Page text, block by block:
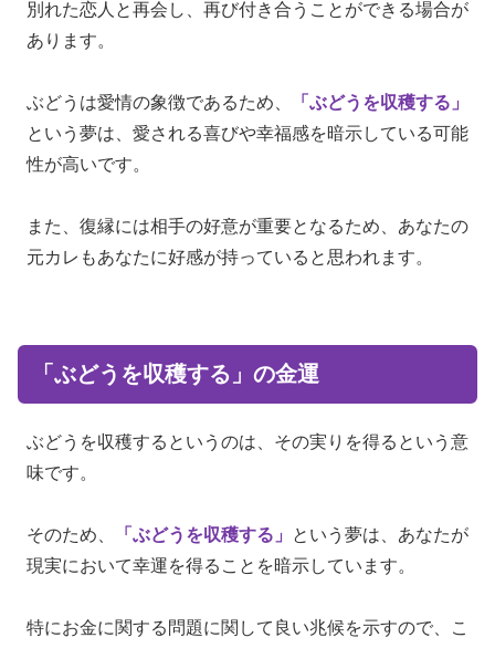
別れた恋人と再会し、再び付き合うことができる場合が
あります。
ぶどうは愛情の象徴であるため、
「ぶどうを収穫する」
という夢は、愛される喜びや幸福感を暗示している可能
性が高いです。
また、復縁には相手の好意が重要となるため、あなたの
元カレもあなたに好感が持っていると思われます。
「ぶどうを収穫する」の金運
ぶどうを収穫するというのは、その実りを得るという意
味です。
そのため、 「ぶどうを収穫する」
という夢は、あなたが
現実において幸運を得ることを暗示しています。
特にお金に関する問題に関して良い兆候を示すので、こ